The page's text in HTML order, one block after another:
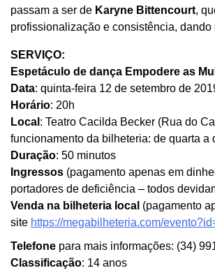
passam a ser de Karyne Bittencourt,
profissionalização e consistência,
SERVIÇO:
Espetáculo de dança Empodere as
Data: quinta-feira 12 de setembro de
Horário: 20h
Local : Teatro Cacilda Becker (Rua do
funcionamento da bilheteria: de quarta a
Duração: 50 minutos
Ingressos (pagamento apenas em
portadores de deficiência – todos
Venda na bilheteria local (pagamento
site https://megabilheteria.com/
Telefone para mais informações: (34)
Classificação: 14 anos